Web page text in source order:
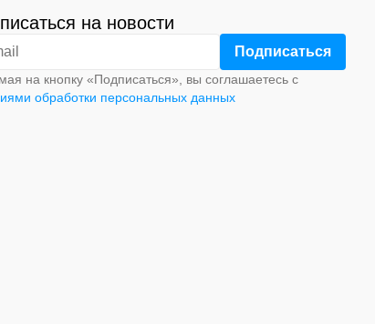
на новости
на кнопку «Подписаться», вы соглашаетесь с
обработки персональных данных